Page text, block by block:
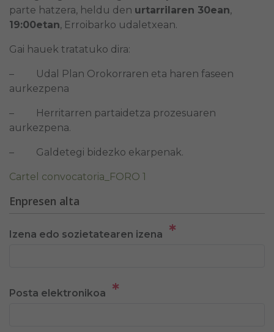
parte hatzera, heldu den urtarrilaren 30ean,
19:00etan, Erroibarko udaletxean.
Gai hauek tratatuko dira:
– Udal Plan Orokorraren eta haren faseen
aurkezpena
– Herritarren partaidetza prozesuaren
aurkezpena.
– Galdetegi bidezko ekarpenak.
Cartel convocatoria_FORO 1
Enpresen alta
Izena edo sozietatearen izena *
Posta elektronikoa *